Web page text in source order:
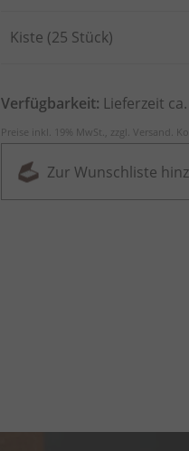
Produkt
Kiste (25 Stück)
Verfügbarkeit: Lieferzeit
Preise inkl. 19% MwSt., zzgl. Versand .
Zur Wunschliste